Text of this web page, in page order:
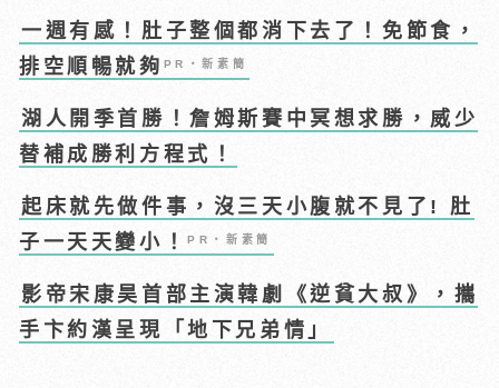
一週有感！肚子整個都消下去了！免節食，
排空順暢就夠 PR・新素簡
湖人開季首勝！詹姆斯賽中冥想求勝，威少
替補成勝利方程式！
起床就先做件事，沒三天小腹就不見了! 肚
子一天天變小！PR・新素簡
影帝宋康昊首部主演韓劇《逆貧大叔》，攜
手卞約漢呈現「地下兄弟情」